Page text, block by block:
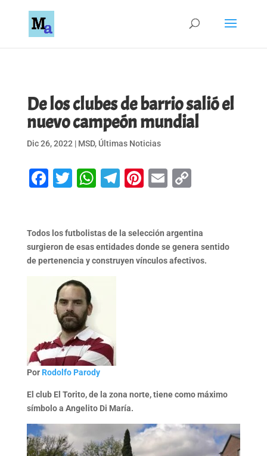
De los clubes de barrio salió el
nuevo campeón mundial
Dic 26, 2022 | MSD, Últimas Noticias
Facebook
Twitter
WhatsApp
Telegram
Pinterest
EmailCopy
Todos los futbolistas de la selección argentina
surgieron de esas entidades donde se genera sentido
de pertenencia y construyen vínculos afectivos.
Por Rodolfo Parody
El club El Torito, de la zona norte, tiene como máximo
símbolo a Angelito Di María.